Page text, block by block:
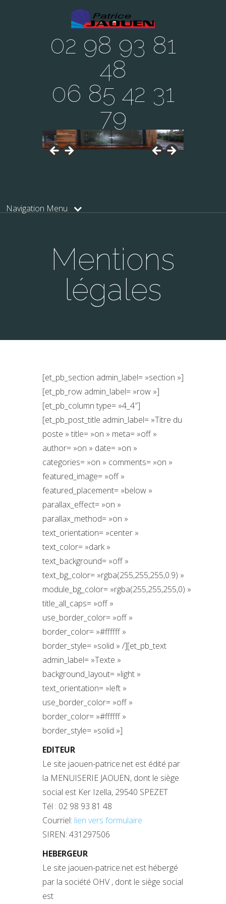
02 98 93 81
48
06 85 42 31
79
Navigation Menu
Mentions
légales
[et_pb_section admin_label= »section »]
[et_pb_row admin_label= »row »]
[et_pb_column type= »4_4″]
[et_pb_post_title admin_label= »Titre du
poste » title= »on » meta= »off »
author= »on » date= »on »
categories= »on » comments= »on »
featured_image= »off »
featured_placement= »below »
parallax_effect= »on »
parallax_method= »on »
text_orientation= »center »
text_color= »dark »
text_background= »off »
text_bg_color= »rgba(255,255,255,0.9) »
module_bg_color= »rgba(255,255,255,0) »
title_all_caps= »off »
use_border_color= »off »
border_color= »#ffffff »
border_style= »solid » /][et_pb_text
admin_label= »Texte »
background_layout= »light »
text_orientation= »left »
use_border_color= »off »
border_color= »#ffffff »
border_style= »solid »]
EDITEUR
Le site jaouen-patrice.net est édité par
la MENUISERIE JAOUEN, dont le siège
social est Ker Izella, 29540 SPEZET
Tél : 02 98 93 81 48
Courriel: lien vers formulaire
SIREN: 431297506
HEBERGEUR
Le site jaouen-patrice.net est hébergé
par la société OHV , dont le siège social
est